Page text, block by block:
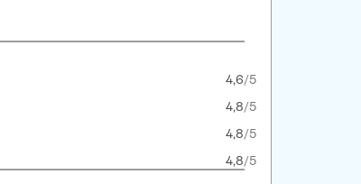
4,6/5
4,8/5
4,8/5
4,8/5